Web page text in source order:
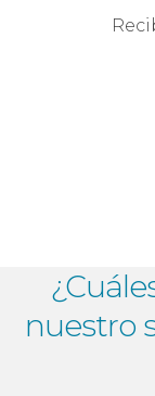
nuestro